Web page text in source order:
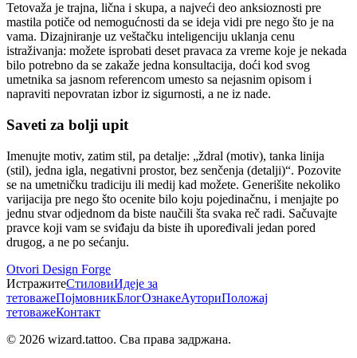
Tetovaža je trajna, lična i skupa, a najveći deo anksioznosti pre
mastila potiče od nemogućnosti da se ideja vidi pre nego što je na
vama. Dizajniranje uz veštačku inteligenciju uklanja cenu
istraživanja: možete isprobati deset pravaca za vreme koje je nekada
bilo potrebno da se zakaže jedna konsultacija, doći kod svog
umetnika sa jasnom referencom umesto sa nejasnim opisom i
napraviti nepovratan izbor iz sigurnosti, a ne iz nade.
Saveti za bolji upit
Imenujte motiv, zatim stil, pa detalje: „ždral (motiv), tanka linija
(stil), jedna igla, negativni prostor, bez senčenja (detalji)“. Pozovite
se na umetničku tradiciju ili medij kad možete. Generišite nekoliko
varijacija pre nego što ocenite bilo koju pojedinačnu, i menjajte po
jednu stvar odjednom da biste naučili šta svaka reč radi. Sačuvajte
pravce koji vam se sviđaju da biste ih upoređivali jedan pored
drugog, a ne po sećanju.
Otvori Design Forge
ИстражитеСтиловиИдеје за
тетоважеПојмовникБлогОзнакеАуториПоложај
тетоважеКонтакт
© 2026 wizard.tattoo. Сва права задржана.